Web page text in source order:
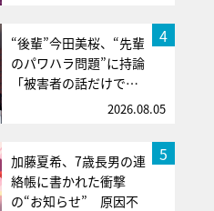
4
“後輩”今田美桜、“先輩
のパワハラ問題”に持論
「被害者の話だけで…
2026.08.05
5
加藤夏希、7歳長男の連
絡帳に書かれた衝撃
の“お知らせ” 原因不